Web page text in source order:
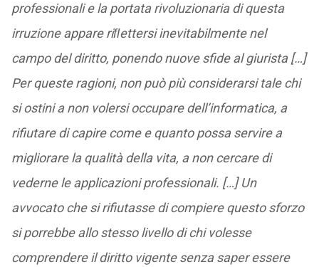
professionali e la portata rivoluzionaria di questa
irruzione appare riﬂettersi inevitabilmente nel
campo del diritto, ponendo nuove sfide al giurista […]
Per queste ragioni, non può più considerarsi tale chi
si ostini a non volersi occupare dell’informatica, a
rifiutare di capire come e quanto possa servire a
migliorare la qualità della vita, a non cercare di
vederne le applicazioni professionali. […] Un
avvocato che si rifiutasse di compiere questo sforzo
si porrebbe allo stesso livello di chi volesse
comprendere il diritto vigente senza saper essere